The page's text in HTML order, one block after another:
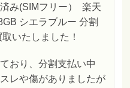
み(SIMフリー） 楽天
シエラブルー 分割
いたしました！
おり、分割支払い中
レや傷がありましたが